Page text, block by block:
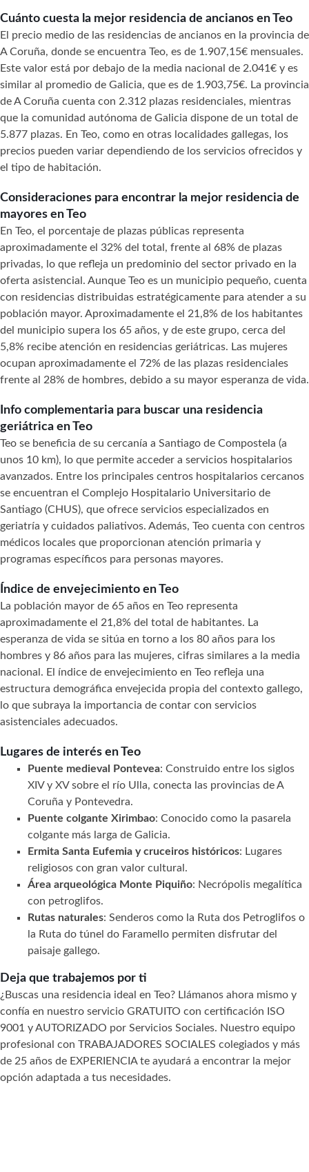
Cuánto cuesta la mejor residencia de ancianos en Teo
El precio medio de las residencias de ancianos en la provincia de
A Coruña, donde se encuentra Teo, es de 1.907,15€ mensuales.
Este valor está por debajo de la media nacional de 2.041€ y es
similar al promedio de Galicia, que es de 1.903,75€. La provincia
de A Coruña cuenta con 2.312 plazas residenciales, mientras
que la comunidad autónoma de Galicia dispone de un total de
5.877 plazas. En Teo, como en otras localidades gallegas, los
precios pueden variar dependiendo de los servicios ofrecidos y
el tipo de habitación.
Consideraciones para encontrar la mejor residencia de
mayores en Teo
En Teo, el porcentaje de plazas públicas representa
aproximadamente el 32% del total, frente al 68% de plazas
privadas, lo que refleja un predominio del sector privado en la
oferta asistencial. Aunque Teo es un municipio pequeño, cuenta
con residencias distribuidas estratégicamente para atender a su
población mayor. Aproximadamente el 21,8% de los habitantes
del municipio supera los 65 años, y de este grupo, cerca del
5,8% recibe atención en residencias geriátricas. Las mujeres
ocupan aproximadamente el 72% de las plazas residenciales
frente al 28% de hombres, debido a su mayor esperanza de vida.
Info complementaria para buscar una residencia
geriátrica en Teo
Teo se beneficia de su cercanía a Santiago de Compostela (a
unos 10 km), lo que permite acceder a servicios hospitalarios
avanzados. Entre los principales centros hospitalarios cercanos
se encuentran el Complejo Hospitalario Universitario de
Santiago (CHUS), que ofrece servicios especializados en
geriatría y cuidados paliativos. Además, Teo cuenta con centros
médicos locales que proporcionan atención primaria y
programas específicos para personas mayores.
Índice de envejecimiento en Teo
La población mayor de 65 años en Teo representa
aproximadamente el 21,8% del total de habitantes. La
esperanza de vida se sitúa en torno a los 80 años para los
hombres y 86 años para las mujeres, cifras similares a la media
nacional. El índice de envejecimiento en Teo refleja una
estructura demográfica envejecida propia del contexto gallego,
lo que subraya la importancia de contar con servicios
asistenciales adecuados.
Lugares de interés en Teo
Puente medieval Pontevea: Construido entre los siglos
XIV y XV sobre el río Ulla, conecta las provincias de A
Coruña y Pontevedra.
Puente colgante Xirimbao: Conocido como la pasarela
colgante más larga de Galicia.
Ermita Santa Eufemia y cruceiros históricos: Lugares
religiosos con gran valor cultural.
Área arqueológica Monte Piquiño: Necrópolis megalítica
con petroglifos.
Rutas naturales: Senderos como la Ruta dos Petroglifos o
la Ruta do túnel do Faramello permiten disfrutar del
paisaje gallego.
Deja que trabajemos por ti
¿Buscas una residencia ideal en Teo? Llámanos ahora mismo y
confía en nuestro servicio GRATUITO con certificación ISO
9001 y AUTORIZADO por Servicios Sociales. Nuestro equipo
profesional con TRABAJADORES SOCIALES colegiados y más
de 25 años de EXPERIENCIA te ayudará a encontrar la mejor
opción adaptada a tus necesidades.